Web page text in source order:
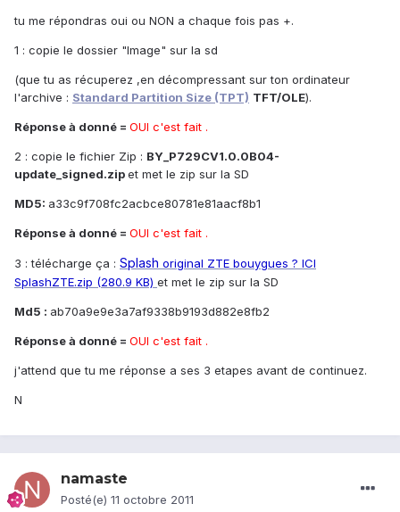
tu me répondras oui ou NON a chaque fois pas +.
1 : copie le dossier "Image" sur la sd
(que tu as récuperez ,en décompressant sur ton ordinateur
l'archive : Standard Partition Size (TPT) TFT/OLE).
Réponse à donné = OUI c'est fait .
2 : copie le fichier Zip : BY_P729CV1.0.0B04-
update_signed.zipet met le zip sur la SD
MD5: a33c9f708fc2acbce80781e81aacf8b1
Réponse à donné = OUI c'est fait .
3 : télécharge ça : Splash original ZTE bouygues ? ICI
SplashZTE.zip (280.9 KB) et met le zip sur la SD
Md5 : ab70a9e9e3a7af9338b9193d882e8fb2
Réponse à donné = OUI c'est fait .
j'attend que tu me réponse a ses 3 etapes avant de continuez.
N
namaste
Posté(e) 11 octobre 2011